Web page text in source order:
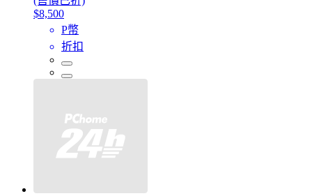
$8,500
P幣
折扣